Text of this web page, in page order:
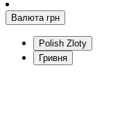
Валюта грн
Polish Zloty
Гривня